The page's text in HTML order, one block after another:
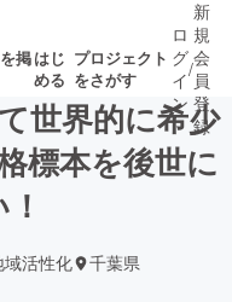
掲はじ
める
プロジェクト
をさがす
終了が近いプ
ロ
グ
イ
ン
/
新
規
会
員
登
録
世界的に希少
標本を後世に
域活性化 千葉県